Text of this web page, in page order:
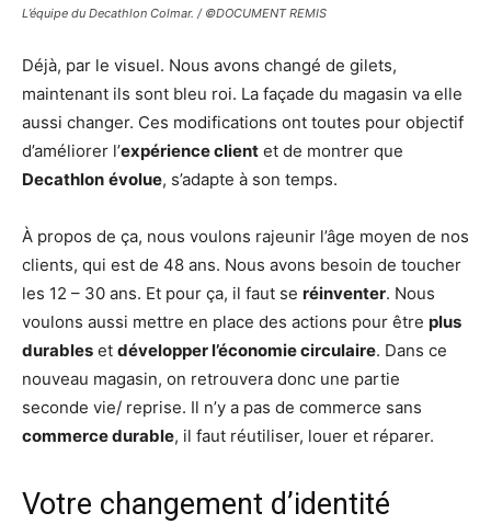
L’équipe du Decathlon Colmar. / ©DOCUMENT REMIS
Déjà, par le visuel. Nous avons changé de gilets,
maintenant ils sont bleu roi. La façade du magasin va elle
aussi changer. Ces modifications ont toutes pour objectif
d’améliorer l’expérience client et de montrer que
Decathlon évolue, s’adapte à son temps.
À propos de ça, nous voulons rajeunir l’âge moyen de nos
clients, qui est de 48 ans. Nous avons besoin de toucher
les 12 – 30 ans. Et pour ça, il faut se réinventer. Nous
voulons aussi mettre en place des actions pour être plus
durables et développer l’économie circulaire. Dans ce
nouveau magasin, on retrouvera donc une partie
seconde vie/ reprise. Il n’y a pas de commerce sans
commerce durable, il faut réutiliser, louer et réparer.
Votre changement d’identité